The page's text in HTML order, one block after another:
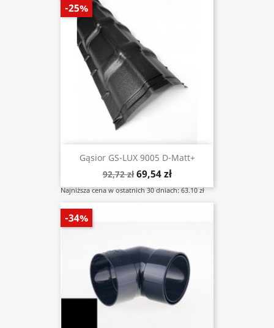
Gąsior GS-LUX 9005 D-Matt+
92,72 zł 69,54 zł
Najniższa cena w ostatnich 30 dniach: 63.10 zł
-25%
-34%